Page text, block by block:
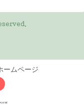
ームページ